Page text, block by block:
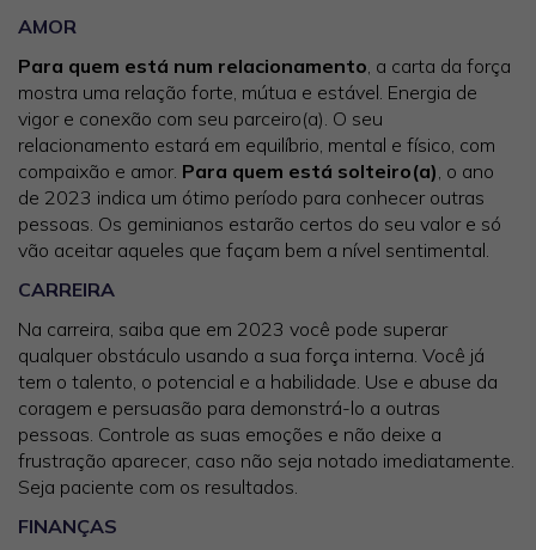
AMOR
Para quem está num relacionamento , a carta da força
mostra uma relação forte, mútua e estável. Energia de
vigor e conexão com seu parceiro(a). O seu
relacionamento estará em equilíbrio, mental e físico, com
compaixão e amor. Para quem está solteiro(a) , o ano
de 2023 indica um ótimo período para conhecer outras
pessoas. Os geminianos estarão certos do seu valor e só
vão aceitar aqueles que façam bem a nível sentimental.
CARREIRA
Na carreira, saiba que em 2023 você pode superar
qualquer obstáculo usando a sua força interna. Você já
tem o talento, o potencial e a habilidade. Use e abuse da
coragem e persuasão para demonstrá-lo a outras
pessoas. Controle as suas emoções e não deixe a
frustração aparecer, caso não seja notado imediatamente.
Seja paciente com os resultados.
FINANÇAS